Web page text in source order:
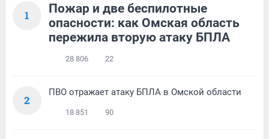
1
Пожар и две беспилотные
опасности: как Омская область
пережила вторую атаку БПЛА
28 806 22
2
ПВО отражает атаку БПЛА в Омской области
18 851 90